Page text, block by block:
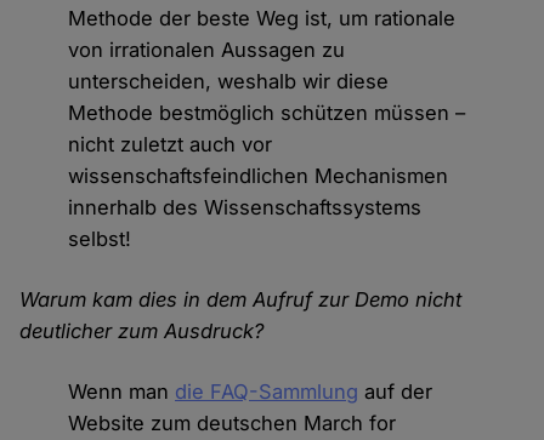
Methode der beste Weg ist, um rationale
von irrationalen Aussagen zu
unterscheiden, weshalb wir diese
Methode bestmöglich schützen müssen –
nicht zuletzt auch vor
wissenschaftsfeindlichen Mechanismen
innerhalb des Wissenschaftssystems
selbst!
Warum kam dies in dem Aufruf zur Demo nicht
deutlicher zum Ausdruck?
Wenn man die FAQ-Sammlung auf der
Website zum deutschen March for